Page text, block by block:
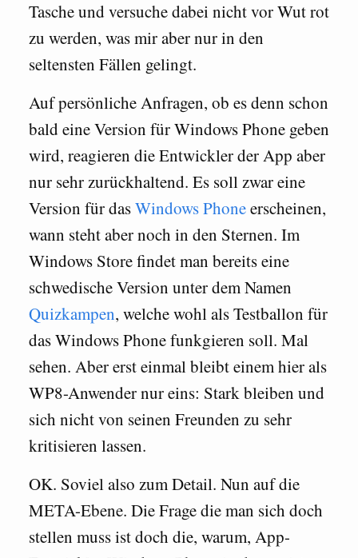
Tasche und versuche dabei nicht vor Wut rot
zu werden, was mir aber nur in den
seltensten Fällen gelingt.
Auf persönliche Anfragen, ob es denn schon
bald eine Version für Windows Phone geben
wird, reagieren die Entwickler der App aber
nur sehr zurückhaltend. Es soll zwar eine
Version für dasWindows Phoneerscheinen,
wann steht aber noch in den Sternen. Im
Windows Store findet man bereits eine
schwedische Version unter dem Namen
Quizkampen, welche wohl als Testballon für
das Windows Phone funkgieren soll. Mal
sehen. Aber erst einmal bleibt einem hier als
WP8-Anwender nur eins: Stark bleiben und
sich nicht von seinen Freunden zu sehr
kritisieren lassen.
OK. Soviel also zum Detail. Nun auf die
META-Ebene. Die Frage die man sich doch
stellen muss ist doch die, warum, App-